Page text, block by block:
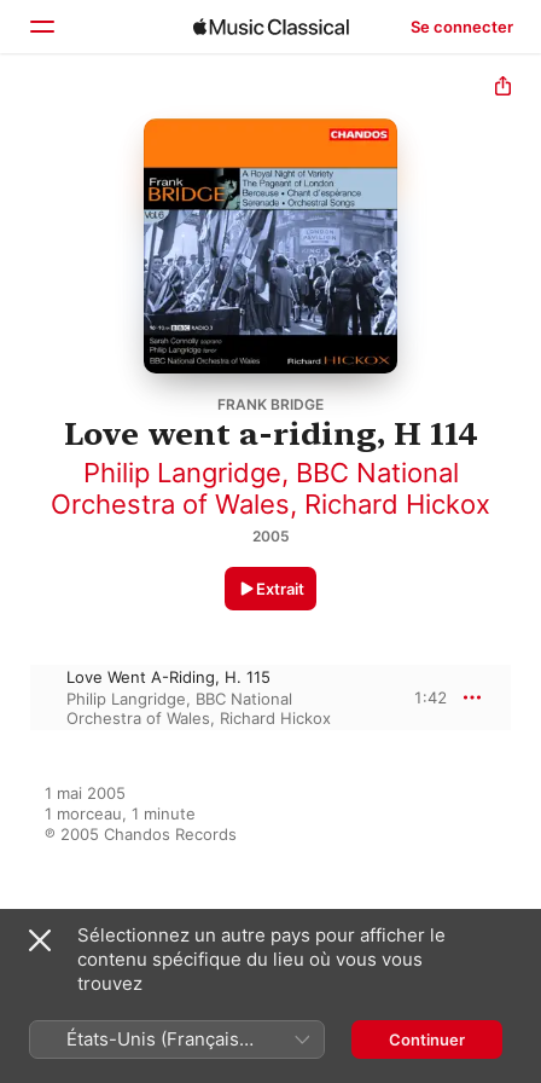
Se connecter
Accueil
Parcourir
Rechercher
FRANK BRIDGE
Love went a-riding, H 114
Philip Langridge, BBC National
Orchestra of Wales, Richard Hickox
2005
Extrait
Love Went A-Riding, H. 115
Philip Langridge, BBC National
Orchestra of Wales, Richard Hickox
1:42
1 mai 2005
1 morceau, 1 minute
℗ 2005 Chandos Records
Sur l’album
Bridge: Orchestral Works, Vol. 6
BBC National Orchestra of Wales,
Richard Hickox
Sélectionnez un autre pays pour afficher le
contenu spécifique du lieu où vous vous
trouvez
États-Unis (Français
France)
Continuer